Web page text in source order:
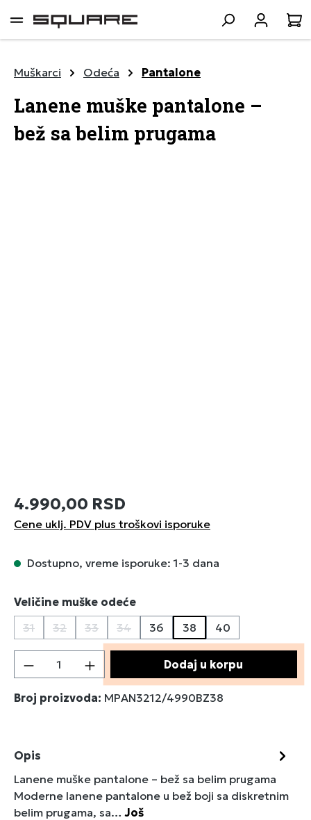
sadržaj
Muškarci Odeća Pantalone
Lanene muške pantalone –
bež sa belim prugama
4.990,00 RSD
Cene uklj. PDV plus troškovi isporuke
Dostupno, vreme isporuke: 1-3 dana
Izaberi
Veličine muške odeće
31
(Ova opcija trenutno nije dostupna.)
32
(Ova opcija trenutno nije dostupna.)
33
(Ova opcija trenutno nije dostupna.)
34
(Ova opcija trenutno nije dostupna.)
36 38 40
Količina proizvoda: Unesite željenu
Dodaj u korpu
Broj proizvoda: MPAN3212/4990BZ38
Opis
Lanene muške pantalone – bež sa belim prugama
Moderne lanene pantalone u bež boji sa diskretnim
belim prugama, sa…Još